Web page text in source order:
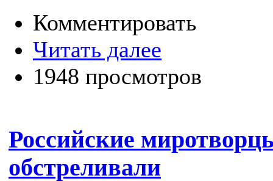
Комментировать
Читать далее
1948 просмотров
Российские
обстреливали